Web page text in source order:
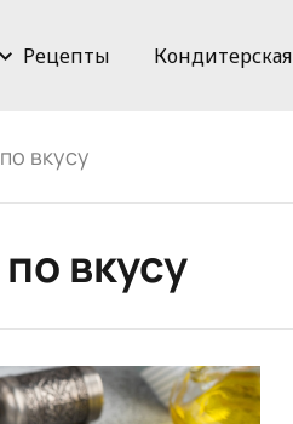
Рецепты Кондитерская
по вкусу
по вкусу